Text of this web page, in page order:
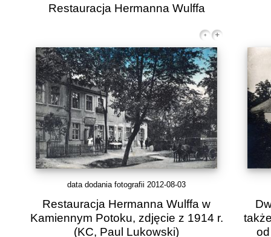
Restauracja Hermanna Wulffa
data dodania fotografii 2012-08-03
Restauracja Hermanna Wulffa w
Kamiennym Potoku, zdjęcie z 1914 r.
(KC, Paul Lukowski)